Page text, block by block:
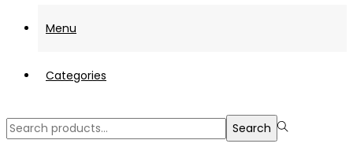
Menu
Categories
Search
Search